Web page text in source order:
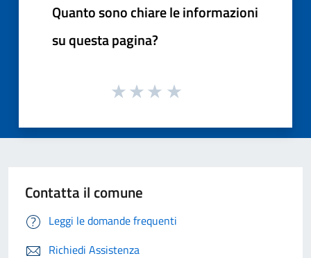
Quanto sono chiare le informazioni
su questa pagina?
Contatta il comune
Leggi le domande frequenti
Richiedi Assistenza